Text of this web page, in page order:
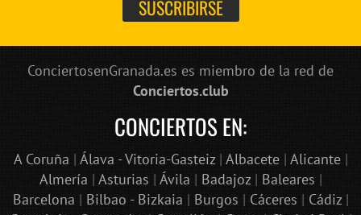
ConciertosenGranada.es es miembro de la red de
Conciertos.club
CONCIERTOS EN:
A Coruña | Álava - Vitoria-Gasteiz| Albacete| Alicante|
Almería | Asturias | Ávila | Badajoz| Baleares |
Barcelona | Bilbao - Bizkaia | Burgos | Cáceres | Cádiz|